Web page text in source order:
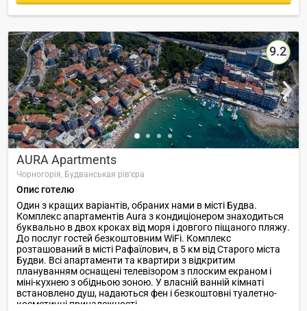
9.2
AURA Apartments
Чорногорія, Будванськая рів'єра
Опис готелю
Один з кращих варіантів, обраних нами в місті Будва.
Комплекс апартаментів Aura з кондиціонером знаходиться
буквально в двох кроках від моря і довгого піщаного пляжу.
До послуг гостей безкоштовним WiFi. Комплекс
розташований в місті Рафаїлович, в 5 км від Старого міста
Будви. Всі апартаменти та квартири з відкритим
плануванням оснащені телевізором з плоским екраном і
міні-кухнею з обідньою зоною. У власній ванній кімнаті
встановлено душ, надаються фен і безкоштовні туалетно-
косметичні приналежності.